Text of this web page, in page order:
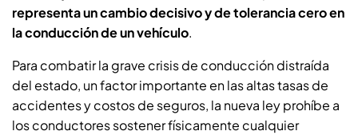
representa un cambio decisivo y de tolerancia cero en
la conducción de un vehículo.
Para combatir la grave crisis de conducción distraída
del estado, un factor importante en las altas tasas de
accidentes y costos de seguros, la nueva ley prohíbe a
los conductores sostener físicamente cualquier